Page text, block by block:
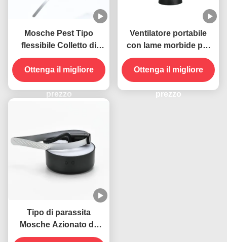
Mosche Pest Tipo
flessibile Colletto di
gallina USB Azionato
Trappole per mosche
appese Ventilatore
repellente per insetti
Ottenga il migliore
prezzo
Ventilatore portabile
con lame morbide per
allontanare le mosche
Ottenga il migliore
prezzo
Tipo di parassita
Mosche Azionato da
USB Collo pieghevole